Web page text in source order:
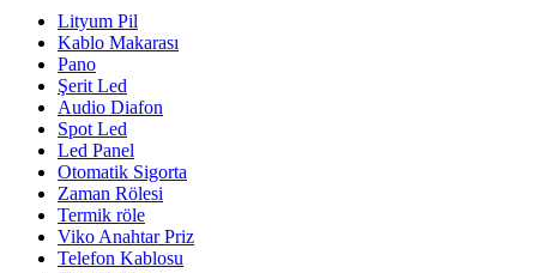
Lityum Pil
Kablo Makarası
Pano
Şerit Led
Audio Diafon
Spot Led
Led Panel
Otomatik Sigorta
Zaman Rölesi
Termik röle
Viko Anahtar Priz
Telefon Kablosu